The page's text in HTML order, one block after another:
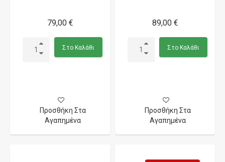
79,00 €
Στο Καλάθι
Προσθήκη Στα
Αγαπημένα
89,00 €
Στο Καλάθι
Προσθήκη Στα
Αγαπημένα